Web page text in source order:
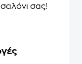
σας!